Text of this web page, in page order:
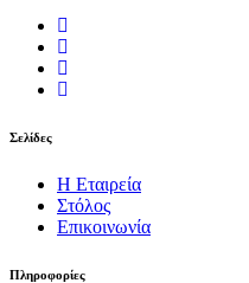
Σελίδες
Η Εταιρεία
Στόλος
Επικοινωνία
Πληροφορίες